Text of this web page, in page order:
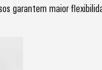
garantem maior